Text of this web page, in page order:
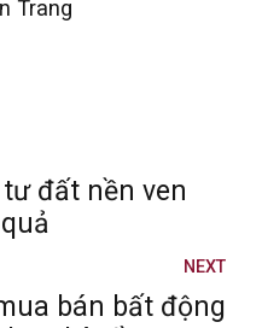
Trang
đất nền ven
NEXT
bán bất động